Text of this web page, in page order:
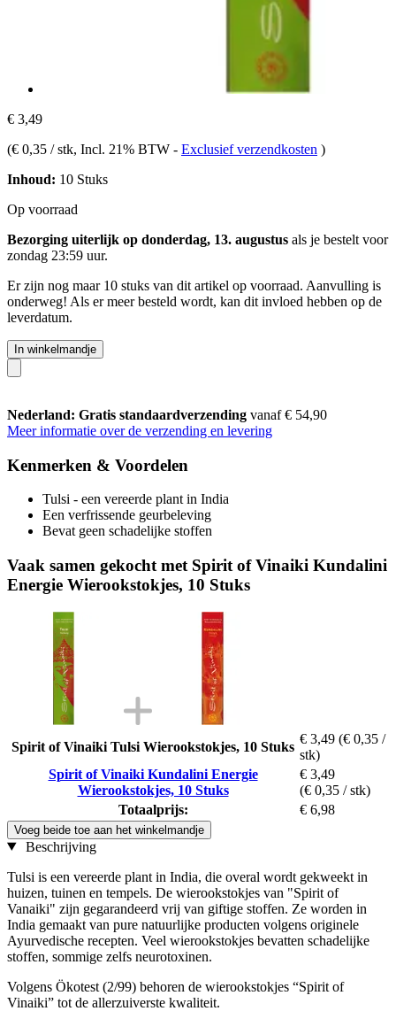
€ 3,49
(€ 0,35 / stk, Incl. 21% BTW - Exclusief verzendkosten )
Inhoud: 10 Stuks
Op voorraad
Bezorging uiterlijk op donderdag, 13. augustus als je bestelt voor
zondag 23:59 uur.
Er zijn nog maar 10 stuks van dit artikel op voorraad. Aanvulling is
onderweg! Als er meer besteld wordt, kan dit invloed hebben op de
leverdatum.
In winkelmandje
Nederland: Gratis standaardverzending vanaf € 54,90
Meer informatie over de verzending en levering
Kenmerken & Voordelen
Tulsi - een vereerde plant in India
Een verfrissende geurbeleving
Bevat geen schadelijke stoffen
Vaak samen gekocht met Spirit of Vinaiki Kundalini
Energie Wierookstokjes, 10 Stuks
Spirit of Vinaiki Tulsi Wierookstokjes, 10 Stuks
€ 3,49 (€ 0,35 /
stk)
Spirit of Vinaiki Kundalini Energie
Wierookstokjes, 10 Stuks
€ 3,49
(€ 0,35 / stk)
Totaalprijs:
€ 6,98
Voeg beide toe aan het winkelmandje
Beschrijving
Tulsi is een vereerde plant in India, die overal wordt gekweekt in
huizen, tuinen en tempels. De wierookstokjes van "Spirit of
Vanaiki" zijn gegarandeerd vrij van giftige stoffen. Ze worden in
India gemaakt van pure natuurlijke producten volgens originele
Ayurvedische recepten. Veel wierookstokjes bevatten schadelijke
stoffen, sommige zelfs neurotoxinen.
Volgens Ökotest (2/99) behoren de wierookstokjes “Spirit of
Vinaiki” tot de allerzuiverste kwaliteit.